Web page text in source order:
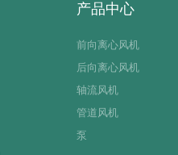
产品中心
前向离心风机
后向离心风机
轴流风机
管道风机
泵